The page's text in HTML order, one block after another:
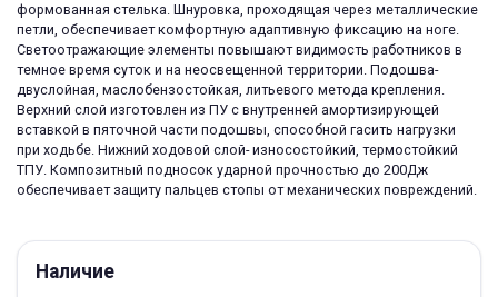
формованная стелька. Шнуровка, проходящая через металлические
петли, обеспечивает комфортную адаптивную фиксацию на ноге.
Светоотражающие элементы повышают видимость работников в
темное время суток и на неосвещенной территории. Подошва-
двуслойная, маслобензостойкая, литьевого метода крепления.
Верхний слой изготовлен из ПУ с внутренней амортизирующей
вставкой в пяточной части подошвы, способной гасить нагрузки
при ходьбе. Нижний ходовой слой- износостойкий, термостойкий
ТПУ. Композитный подносок ударной прочностью до 200Дж
обеспечивает защиту пальцев стопы от механических повреждений.
Наличие